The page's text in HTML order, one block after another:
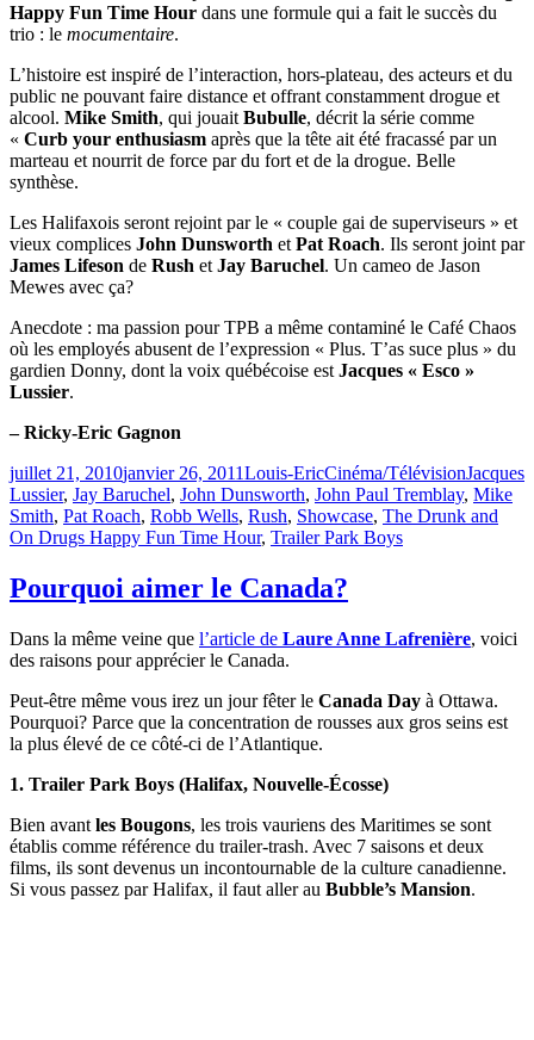
Happy Fun Time Hour dans une formule qui a fait le succès du
trio : le mocumentaire.
L’histoire est inspiré de l’interaction, hors-plateau, des acteurs et du
public ne pouvant faire distance et offrant constamment drogue et
alcool. Mike Smith, qui jouait Bubulle, décrit la série comme
« Curb your enthusiasm après que la tête ait été fracassé par un
marteau et nourrit de force par du fort et de la drogue. Belle
synthèse.
Les Halifaxois seront rejoint par le « couple gai de superviseurs » et
vieux complices John Dunsworth et Pat Roach. Ils seront joint par
James Lifeson de Rush et Jay Baruchel. Un cameo de Jason
Mewes avec ça?
Anecdote : ma passion pour TPB a même contaminé le Café Chaos
où les employés abusent de l’expression « Plus. T’as suce plus » du
gardien Donny, dont la voix québécoise est Jacques « Esco »
Lussier.
– Ricky-Eric Gagnon
Publié
le
juillet 21, 2010janvier 26, 2011Louis-EricCatégories
Cinéma/TélévisionJacques
Lussier, Jay Baruchel, John Dunsworth, John Paul Tremblay, Mike
Smith, Pat Roach, Robb Wells, Rush, Showcase, The Drunk and
On Drugs Happy Fun Time Hour, Trailer Park Boys
Pourquoi aimer le Canada?
Dans la même veine que l’article de Laure Anne Lafrenière, voici
des raisons pour apprécier le Canada.
Peut-être même vous irez un jour fêter le Canada Day à Ottawa.
Pourquoi? Parce que la concentration de rousses aux gros seins est
la plus élevé de ce côté-ci de l’Atlantique.
1. Trailer Park Boys (Halifax, Nouvelle-Écosse)
Bien avant les Bougons, les trois vauriens des Maritimes se sont
établis comme référence du trailer-trash. Avec 7 saisons et deux
films, ils sont devenus un incontournable de la culture canadienne.
Si vous passez par Halifax, il faut aller au Bubble’s Mansion.